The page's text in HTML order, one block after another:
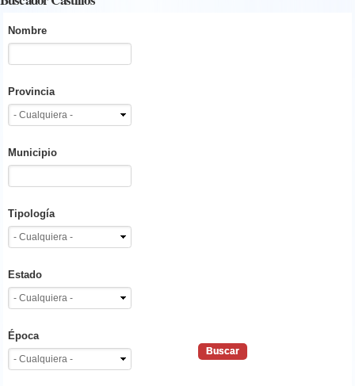
Nombre
Provincia
Municipio
Tipología
Estado
Época